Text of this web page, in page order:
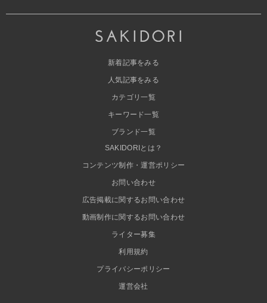
新着記事をみる
人気記事をみる
カテゴリ一覧
キーワード一覧
ブランド一覧
SAKIDORIとは？
コンテンツ制作・運営ポリシー
お問い合わせ
広告掲載に関するお問い合わせ
動画制作に関するお問い合わせ
ライター募集
利用規約
プライバシーポリシー
運営会社